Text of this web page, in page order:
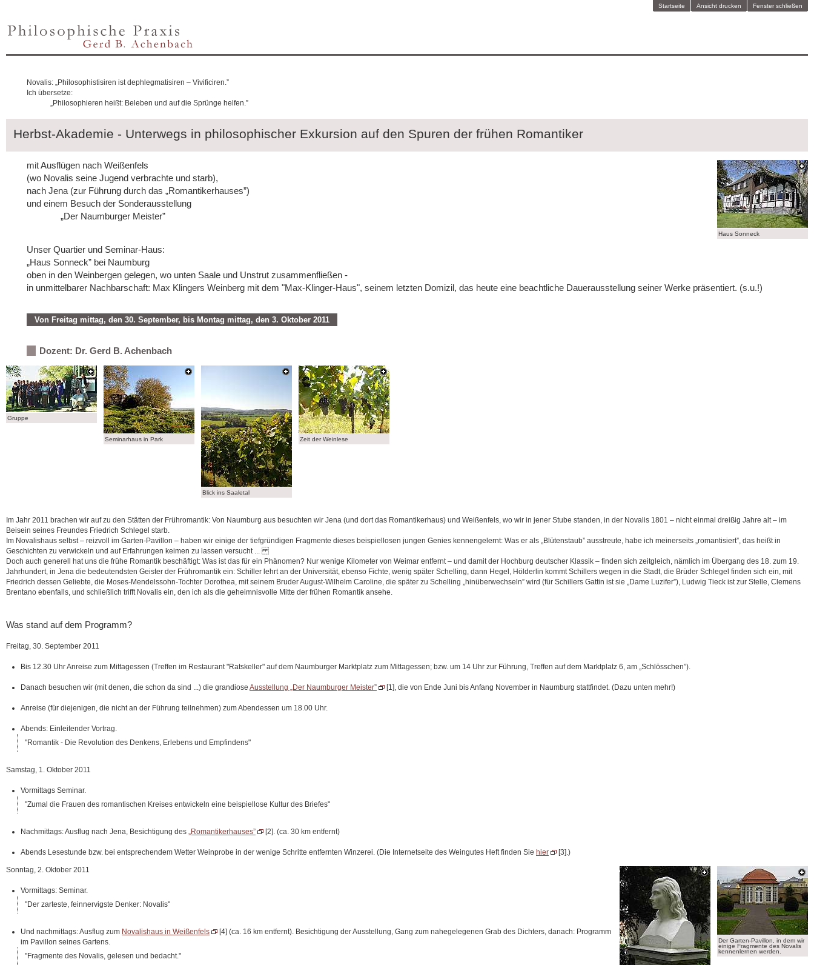
Fenster schließen
Ansicht drucken
Startseite
Novalis: „Philosophistisiren ist dephlegmatisiren – Vivificiren.”
Ich übersetze:
„Philosophieren heißt: Beleben und auf die Sprünge helfen.”
Herbst-Akademie - Unterwegs in philosophischer Exkursion auf den Spuren der frühen Romantiker
Haus Sonneck
mit Ausflügen nach Weißenfels
(wo Novalis seine Jugend verbrachte und starb),
nach Jena (zur Führung durch das „Romantikerhauses”)
und einem Besuch der Sonderausstellung
„Der Naumburger Meister”
Unser Quartier und Seminar-Haus:
„Haus Sonneck” bei Naumburg
oben in den Weinbergen gelegen, wo unten Saale und Unstrut zusammenfließen -
in unmittelbarer Nachbarschaft: Max Klingers Weinberg mit dem "Max-Klinger-Haus", seinem letzten Domizil, das heute eine beachtliche Dauerausstellung seiner Werke präsentiert. (s.u.!)
Von Freitag mittag, den 30. September, bis Montag mittag, den 3. Oktober 2011
Dozent: Dr. Gerd B. Achenbach
Gruppe
Seminarhaus in Park
Blick ins Saaletal
Zeit der Weinlese
Im Jahr 2011 brachen wir auf zu den Stätten der Frühromantik: Von Naumburg aus besuchten wir Jena (und dort das Romantikerhaus) und Weißenfels, wo wir in jener Stube standen, in der Novalis 1801 ‒ nicht einmal dreißig Jahre alt ‒ im
Beisein seines Freundes Friedrich Schlegel starb.
Im Novalishaus selbst ‒ reizvoll im Garten-Pavillon ‒ haben wir einige der tiefgründigen Fragmente dieses beispiellosen jungen Genies kennengelernt: Was er als „Blütenstaub” ausstreute, habe ich meinerseits „romantisiert”, das heißt in
Geschichten zu verwickeln und auf Erfahrungen keimen zu lassen versucht ...
Doch auch generell hat uns die frühe Romantik beschäftigt: Was ist das für ein Phänomen? Nur wenige Kilometer von Weimar entfernt ‒ und damit der Hochburg deutscher Klassik ‒ finden sich zeitgleich, nämlich im Übergang des 18. zum 19.
Jahrhundert, in Jena die bedeutendsten Geister der Frühromantik ein: Schiller lehrt an der Universität, ebenso Fichte, wenig später Schelling, dann Hegel, Hölderlin kommt Schillers wegen in die Stadt, die Brüder Schlegel finden sich ein, mit
Friedrich dessen Geliebte, die Moses-Mendelssohn-Tochter Dorothea, mit seinem Bruder August-Wilhelm Caroline, die später zu Schelling „hinüberwechseln” wird (für Schillers Gattin ist sie „Dame Luzifer”), Ludwig Tieck ist zur Stelle, Clemens
Brentano ebenfalls, und schließlich trifft Novalis ein, den ich als die geheimnisvolle Mitte der frühen Romantik ansehe.
Was stand auf dem Programm?
Freitag, 30. September 2011
Bis 12.30 Uhr Anreise zum Mittagessen (Treffen im Restaurant "Ratskeller" auf dem Naumburger Marktplatz zum Mittagessen; bzw. um 14 Uhr zur Führung, Treffen auf dem Marktplatz 6, am „Schlösschen”).
Danach besuchen wir (mit denen, die schon da sind ...) die grandiose Ausstellung „Der Naumburger Meister” [1], die von Ende Juni bis Anfang November in Naumburg stattfindet. (Dazu unten mehr!)
Anreise (für diejenigen, die nicht an der Führung teilnehmen) zum Abendessen um 18.00 Uhr.
Abends: Einleitender Vortrag.
Romantik - Die Revolution des Denkens, Erlebens und Empfindens
Samstag, 1. Oktober 2011
Vormittags Seminar.
Zumal die Frauen des romantischen Kreises entwickeln eine beispiellose Kultur des Briefes
Nachmittags: Ausflug nach Jena, Besichtigung des „Romantikerhauses” [2]. (ca. 30 km entfernt)
Abends Lesestunde bzw. bei entsprechendem Wetter Weinprobe in der wenige Schritte entfernten Winzerei. (Die Internetseite des Weingutes Heft finden Sie hier [3].)
Der Garten-Pavillon, in dem wir
einige Fragmente des Novalis
kennenlernen werden.
Sonntag, 2. Oktober 2011
Vormittags: Seminar.
Der zarteste, feinnervigste Denker: Novalis
Und nachmittags: Ausflug zum Novalishaus in Weißenfels
[4] (ca. 16 km entfernt). Besichtigung der Ausstellung, Gang zum nahegelegenen Grab des Dichters, danach: Programm
im Pavillon seines Gartens.
Fragmente des Novalis, gelesen und bedacht.